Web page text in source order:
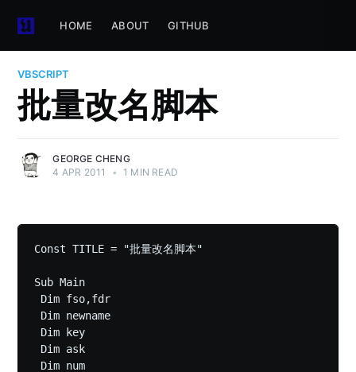
HOME ABOUT GITHUB
VBSCRIPT
批量改名脚本
GEORGE CHENG
4 APR 2011
• 1 MIN READ
Const TITLE = "批量改名脚本"
Sub Main
Dim fso,fdr
Dim newname
Dim key
Dim ask
Dim num